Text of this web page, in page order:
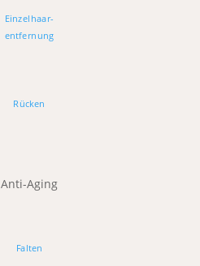
Einzelhaar-
entfernung
Rücken
Anti-Aging
Falten